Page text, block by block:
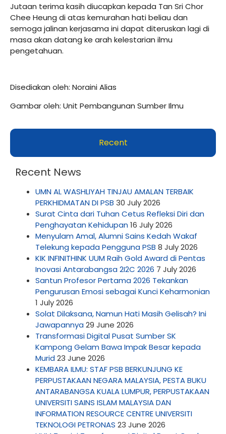
Jutaan terima kasih diucapkan kepada Tan Sri Chor
Chee Heung di atas kemurahan hati beliau dan
semoga jalinan kerjasama ini dapat diteruskan lagi di
masa akan datang ke arah kelestarian ilmu
pengetahuan.
Disediakan oleh: Noraini Alias
Gambar oleh: Unit Pembangunan Sumber Ilmu
Recent
Recent News
UMN AL WASHLIYAH TINJAU AMALAN TERBAIK
PERKHIDMATAN DI PSB 30 July 2026
Surat Cinta dari Tuhan Cetus Refleksi Diri dan
Penghayatan Kehidupan 16 July 2026
Menyulam Amal, Alumni Sains Kedah Wakaf
Telekung kepada Pengguna PSB 8 July 2026
KIK INFINITHINK UUM Raih Gold Award di Pentas
Inovasi Antarabangsa 2I2C 2026 7 July 2026
Santun Profesor Pertama 2026 Tekankan
Pengurusan Emosi sebagai Kunci Keharmonian
1 July 2026
Solat Dilaksana, Namun Hati Masih Gelisah? Ini
Jawapannya 29 June 2026
Transformasi Digital Pusat Sumber SK
Kampong Gelam Bawa Impak Besar kepada
Murid 23 June 2026
KEMBARA ILMU: STAF PSB BERKUNJUNG KE
PERPUSTAKAAN NEGARA MALAYSIA, PESTA BUKU
ANTARABANGSA KUALA LUMPUR, PERPUSTAKAAN
UNIVERSITI SAINS ISLAM MALAYSIA DAN
INFORMATION RESOURCE CENTRE UNIVERSITI
TEKNOLOGI PETRONAS 23 June 2026